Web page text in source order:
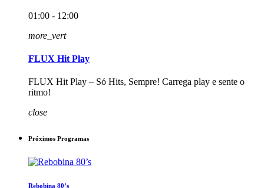
01:00 - 12:00
more_vert
FLUX Hit Play
FLUX Hit Play – Só Hits, Sempre! Carrega play e sente o
ritmo!
close
Próximos Programas
Rebobina 80’s